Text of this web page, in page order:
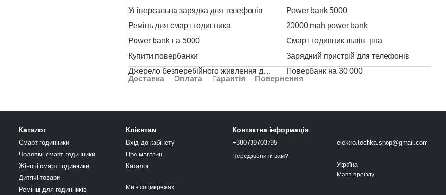
Універсальна зарядка для телефонів
Power bank 5000
Ремінь для смарт годинника
20000 mah power bank
Power bank на 5000
Смарт годинник львів ціна
Купити повербанки
Зарядний пристрій для телефонів
Джерело безперебійного живлення для роутера
Повербанк на 30 000
Зарядка для аккумуляторов телефона
Повербанк 30000 ціна
Розумний годинник для дитини
Аксесуари до смарт годинників
Повербанк на 50000 мач
Повербанк 30000 mah
Доставка Оплата Гарантія Повернення
Каталог
Смарт годинники
Чоловічі смарт годинники
Жіночі смарт годинники
Дитячі товари
Ремінці для годинників
Клієнтам
Вхід до кабінету
Про магазин
Каталог
Ми в соцмережах
Контактна інформація
+380739703795
Передзвонити вам?
elektro.tochka.shop@gmail.com
Україна
Мапа проїзду